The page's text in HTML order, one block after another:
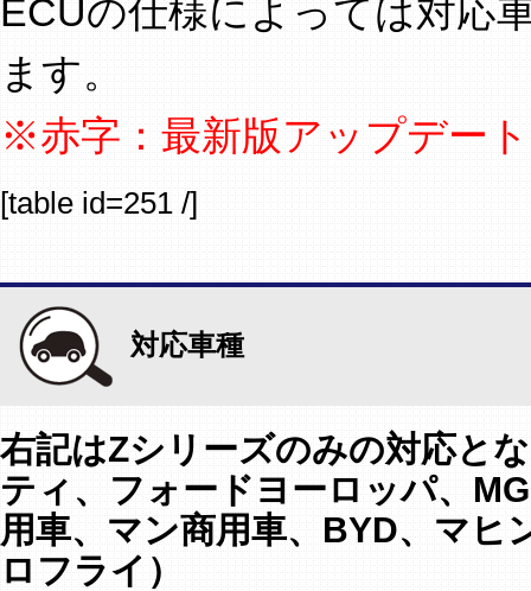
ECUの仕様によっては対応
ます。
※赤字：最新版アップデー
[table id=251 /]
対応車種
右記はZシリーズのみの対応と
ティ、フォードヨーロッパ、
用車、マン商用車、BYD、マヒ
ロフライ）